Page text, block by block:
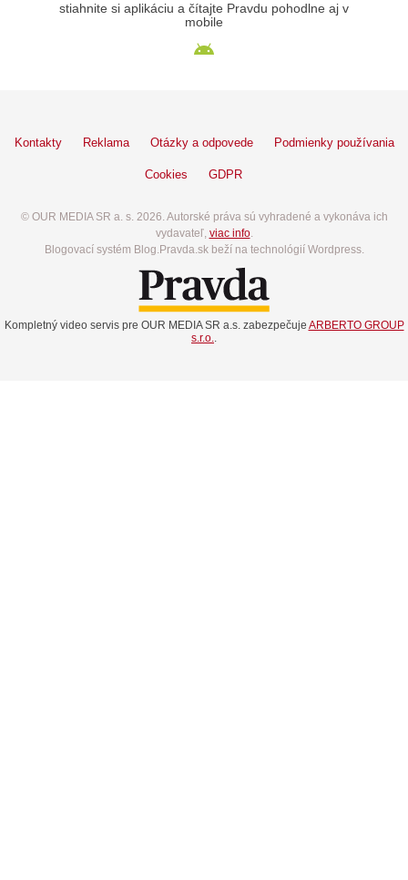
stiahnite si aplikáciu a čítajte Pravdu pohodlne aj v
mobile
Kontakty Reklama Otázky a odpovede Podmienky používania
Cookies GDPR
© OUR MEDIA SR a. s. 2026. Autorské práva sú vyhradené a vykonáva ich
vydavateľ, viac info.
Blogovací systém Blog.Pravda.sk beží na technológií Wordpress.
Kompletný video servis pre OUR MEDIA SR a.s. zabezpečuje ARBERTO GROUP
s.r.o.